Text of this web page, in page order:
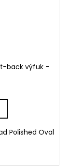
back výfuk -
Polished Oval